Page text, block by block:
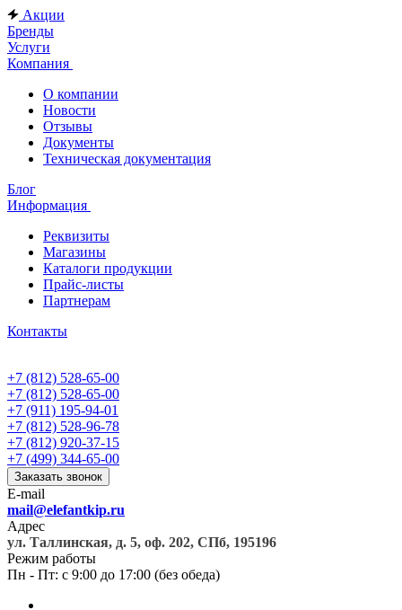
Акции
Бренды
Услуги
Компания
О компании
Новости
Отзывы
Документы
Техническая документация
Блог
Информация
Реквизиты
Магазины
Каталоги продукции
Прайс-листы
Партнерам
Контакты
+7 (812) 528-65-00
+7 (812) 528-65-00
+7 (911) 195-94-01
+7 (812) 528-96-78
+7 (812) 920-37-15
+7 (499) 344-65-00
Заказать звонок
E-mail
mail@elefantkip.ru
Адрес
ул. Таллинская, д. 5, оф. 202, СПб, 195196
Режим работы
Пн - Пт: с 9:00 до 17:00 (без обеда)